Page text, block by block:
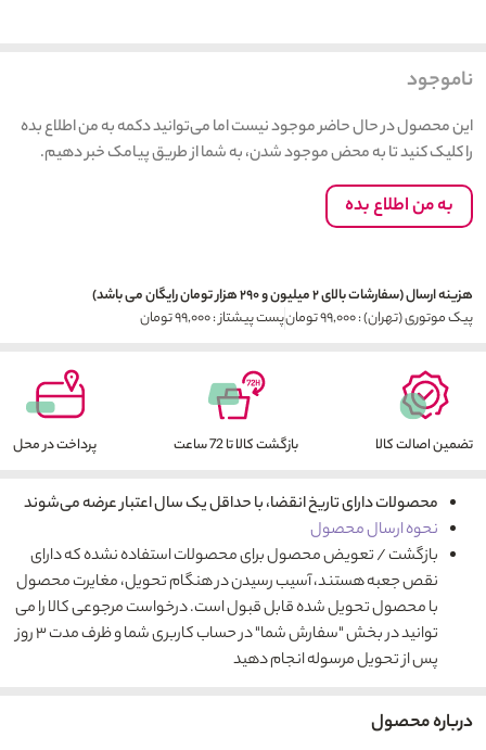
ناموجود
این محصول در حال حاضر موجود نیست اما می‌توانید دکمه به من اطلاع بده
را کلیک کنید تا به محض موجود شدن، به شما از طریق پیامک خبر دهیم.
به من اطلاع بده
هزینه ارسال (سفارشات بالای ۲ میلیون و ۲۹۰ هزار تومان رایگان می باشد)
پیک موتوری (تهران) : ۹۹,۰۰۰ تومان
پست پیشتاز : ۹۹,۰۰۰ تومان
تضمین اصالت کالا بازگشت کالا تا 72 ساعت پرداخت در محل
محصولات دارای تاریخ انقضا، با حداقل یک سال اعتبار عرضه می‌شوند
نحوه ارسال محصول
بازگشت / تعویض محصول برای محصولات استفاده نشده که دارای
نقص جعبه هستند، آسیب رسیدن در هنگام تحویل، مغایرت محصول
با محصول تحویل شده قابل قبول است. درخواست مرجوعی کالا را می
توانید در بخش "سفارش شما" در حساب کاربری شما و ظرف مدت ۳ روز
پس از تحویل مرسوله انجام دهید
درباره محصول